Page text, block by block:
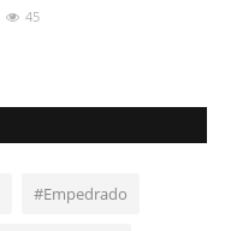
45
#Empedrado